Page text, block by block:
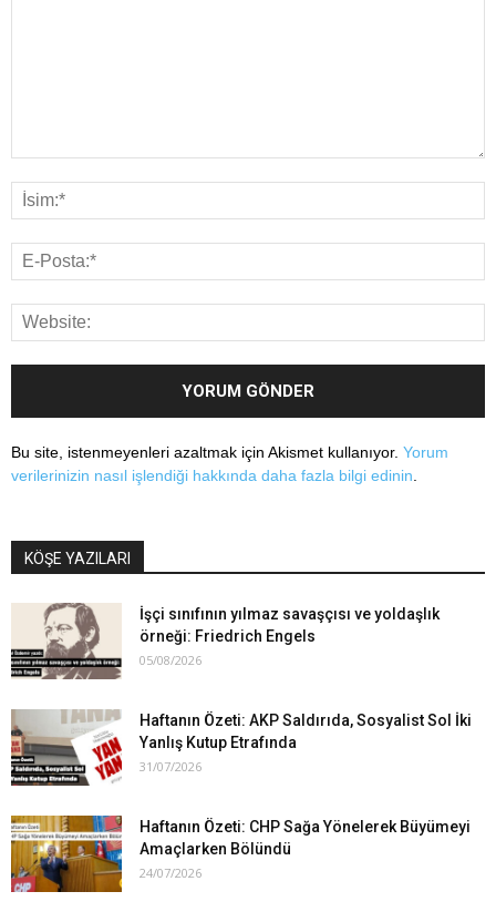
Bu site, istenmeyenleri azaltmak için Akismet kullanıyor. Yorum
verilerinizin nasıl işlendiği hakkında daha fazla bilgi edinin
KÖŞE YAZILARI
İşçi sınıfının yılmaz savaşçısı ve yoldaşlık
örneği: Friedrich Engels
05/08/2026
Haftanın Özeti: AKP Saldırıda, Sosyalist Sol İki
Yanlış Kutup Etrafında
31/07/2026
Haftanın Özeti: CHP Sağa Yönelerek Büyümeyi
Amaçlarken Bölündü
24/07/2026